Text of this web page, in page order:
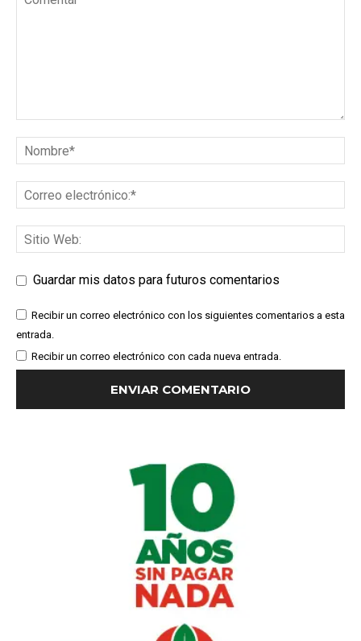
Guardar mis datos para futuros comentarios
Recibir un correo electrónico con los siguientes comentarios a esta
entrada.
Recibir un correo electrónico con cada nueva entrada.